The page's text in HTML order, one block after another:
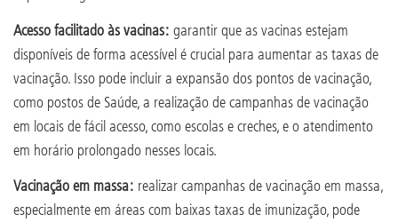
Acesso facilitado às vacinas: garantir que as vacinas estejam
disponíveis de forma acessível é crucial para aumentar as taxas de
vacinação. Isso pode incluir a expansão dos pontos de vacinação,
como postos de Saúde, a realização de campanhas de vacinação
em locais de fácil acesso, como escolas e creches, e o atendimento
em horário prolongado nesses locais.
Vacinação em massa: realizar campanhas de vacinação em massa,
especialmente em áreas com baixas taxas de imunização, pode